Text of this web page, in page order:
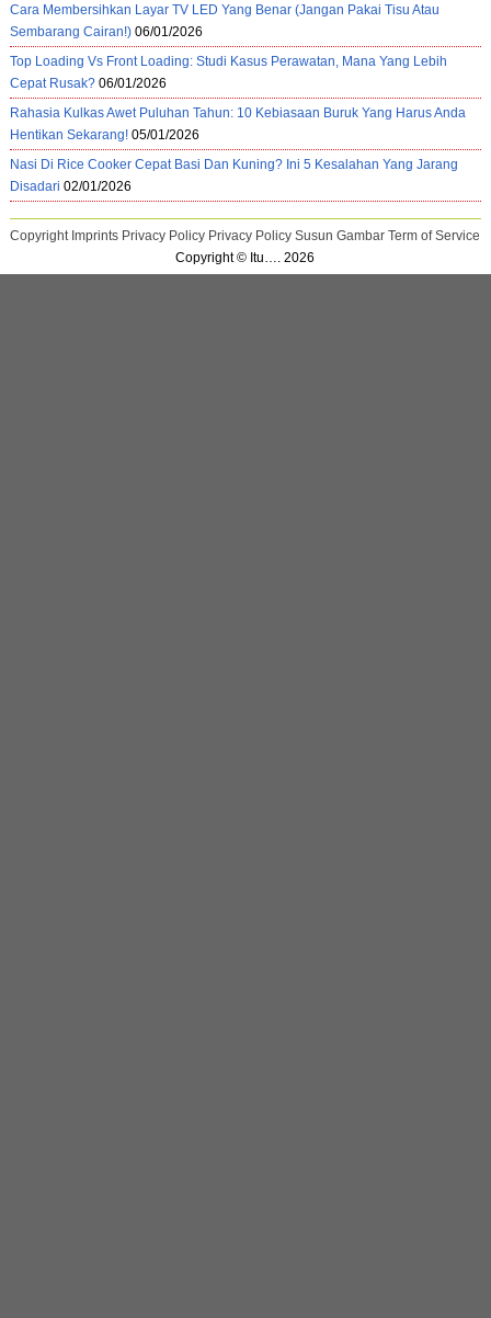
Cara Membersihkan Layar TV LED Yang Benar (Jangan Pakai Tisu Atau
Sembarang Cairan!) 06/01/2026
Top Loading Vs Front Loading: Studi Kasus Perawatan, Mana Yang Lebih
Cepat Rusak? 06/01/2026
Rahasia Kulkas Awet Puluhan Tahun: 10 Kebiasaan Buruk Yang Harus Anda
Hentikan Sekarang! 05/01/2026
Nasi Di Rice Cooker Cepat Basi Dan Kuning? Ini 5 Kesalahan Yang Jarang
Disadari 02/01/2026
Copyright Imprints Privacy Policy Privacy Policy Susun Gambar Term of Service
Copyright © Itu…. 2026